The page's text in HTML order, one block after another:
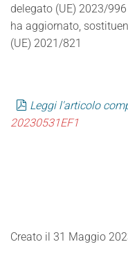
delegato (UE) 2023/
ha aggiornato,
(UE) 2021/821
pdf
Leggi l'articolo
20230531EF1
Creato il 31 Maggio